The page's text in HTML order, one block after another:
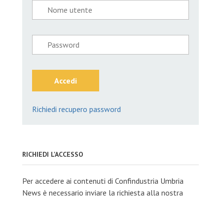
Accedi
Richiedi recupero password
RICHIEDI L'ACCESSO
Per accedere ai contenuti di Confindustria Umbria
News è necessario inviare la richiesta alla nostra